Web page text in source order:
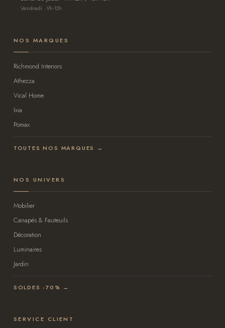
Vendredi · 9h-12h
NOS MARQUES
Richmond Interiors
Athezza
Vical Home
Ixia
Pomax
TOUTES NOS MARQUES →
NOS UNIVERS
Mobilier
Canapés & Fauteuils
Décoration
Luminaires
Jardin
SOLDES -70% →
SERVICE CLIENT